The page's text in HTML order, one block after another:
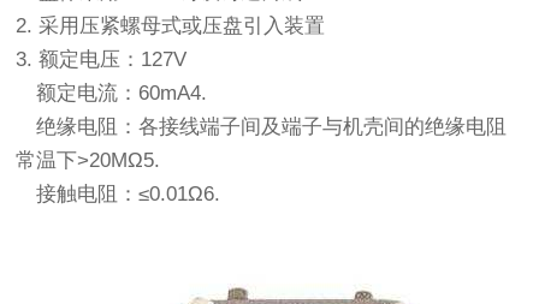
2. 采用压紧螺母式或压盘引入装置
3. 额定电压：127V
额定电流：60mA4.
绝缘电阻：各接线端子间及端子与机壳间的绝缘电阻
常温下>20MΩ5.
接触电阻：≤0.01Ω6.